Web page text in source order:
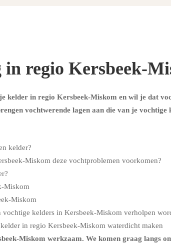
regio Kersbeek-
kelder in regio Kersbeek-Miskom en wil je dat
vochtwerende lagen aan die van je
kelder?
Miskom deze vochtproblemen voorkomen?
Miskom
Miskom
vochtige kelders in Kersbeek-Miskom verholpen
in regio Kersbeek-Miskom waterdicht maken
Miskom werkzaam. We komen graag langs